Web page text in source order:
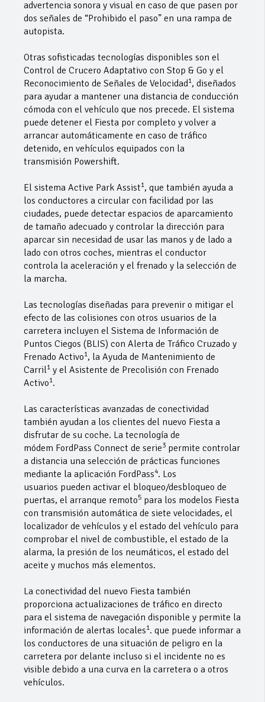
advertencia sonora y visual en caso de que pasen por
dos señales de “Prohibido el paso” en una rampa de
autopista.
Otras sofisticadas tecnologías disponibles son el
Control de Crucero Adaptativo con Stop & Go y el
Reconocimiento de Señales de Velocidad1, diseñados
para ayudar a mantener una distancia de conducción
cómoda con el vehículo que nos precede. El sistema
puede detener el Fiesta por completo y volver a
arrancar automáticamente en caso de tráfico
detenido, en vehículos equipados con la
transmisión Powershift.
El sistema Active Park Assist1, que también ayuda a
los conductores a circular con facilidad por las
ciudades, puede detectar espacios de aparcamiento
de tamaño adecuado y controlar la dirección para
aparcar sin necesidad de usar las manos y de lado a
lado con otros coches, mientras el conductor
controla la aceleración y el frenado y la selección de
la marcha.
Las tecnologías diseñadas para prevenir o mitigar el
efecto de las colisiones con otros usuarios de la
carretera incluyen el Sistema de Información de
Puntos Ciegos (BLIS) con Alerta de Tráfico Cruzado y
Frenado Activo1, la Ayuda de Mantenimiento de
Carril1 y el Asistente de Precolisión con Frenado
Activo1.
Las características avanzadas de conectividad
también ayudan a los clientes del nuevo Fiesta a
disfrutar de su coche. La tecnología de
módem FordPass Connect de serie3 permite controlar
a distancia una selección de prácticas funciones
mediante la aplicación FordPass4. Los
usuarios pueden activar el bloqueo/desbloqueo de
puertas, el arranque remoto5 para los modelos Fiesta
con transmisión automática de siete velocidades, el
localizador de vehículos y el estado del vehículo para
comprobar el nivel de combustible, el estado de la
alarma, la presión de los neumáticos, el estado del
aceite y muchos más elementos.
La conectividad del nuevo Fiesta también
proporciona actualizaciones de tráfico en directo
para el sistema de navegación disponible y permite la
información de alertas locales1. que puede informar a
los conductores de una situación de peligro en la
carretera por delante incluso si el incidente no es
visible debido a una curva en la carretera o a otros
vehículos.